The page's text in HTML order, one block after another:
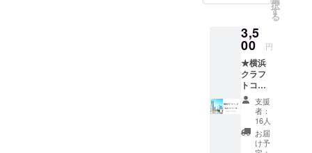
です♪
大変珍
しい
コーラ
ナッツ
をはじ
め、 シ
ナモ
ン・カ
ルダモ
ン・ナ
ツメ
択
す
る
3,5
00 円
★横浜
クラフ
トコー
ラ 原
液シ
ロッ
プ
【１
支援
者：
16人
お届
け予